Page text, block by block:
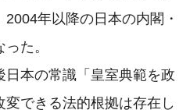
年以降の日本の内閣・
た。
本の常識「皇室典範を政
できる法的根拠は存在し